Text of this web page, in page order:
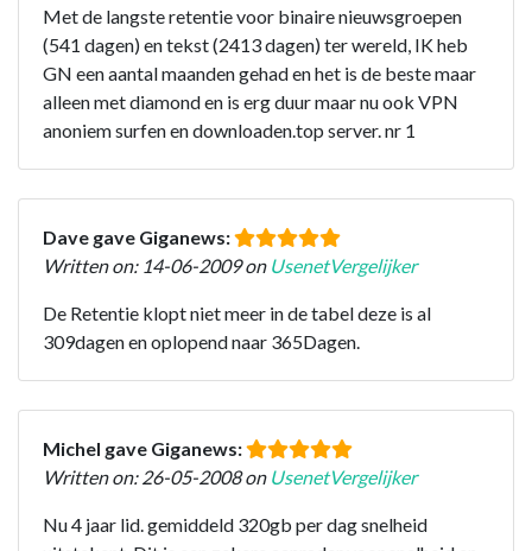
Met de langste retentie voor binaire nieuwsgroepen
(541 dagen) en tekst (2413 dagen) ter wereld, IK heb
GN een aantal maanden gehad en het is de beste maar
alleen met diamond en is erg duur maar nu ook VPN
anoniem surfen en downloaden.top server. nr 1
Dave gave Giganews:
Written on: 14-06-2009 on UsenetVergelijker
De Retentie klopt niet meer in de tabel deze is al
309dagen en oplopend naar 365Dagen.
Michel gave Giganews:
Written on: 26-05-2008 on UsenetVergelijker
Nu 4 jaar lid. gemiddeld 320gb per dag snelheid